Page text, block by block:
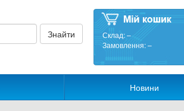
Склад:–
Замовлення:–
Новини